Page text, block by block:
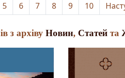
5 6 7 8 9 10
з архіву Новин, Статей та